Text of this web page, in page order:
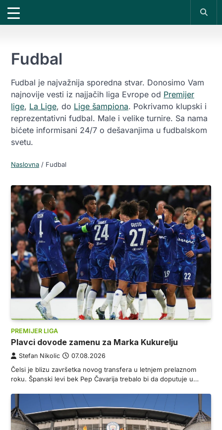
Fudbal
Fudbal je najvažnija sporedna stvar. Donosimo Vam
najnovije vesti iz najjačih liga Evrope od Premijer
lige, La Lige, do Lige šampiona. Pokrivamo klupski i
reprezentativni fudbal. Male i velike turnire. Sa nama
bićete informisani 24/7 o dešavanjima u fudbalskom
svetu.
Naslovna / Fudbal
PREMIJER LIGA
Plavci dovode zamenu za Marka Kukurelju
Stefan Nikolic 07.08.2026
Čelsi je blizu završetka novog transfera u letnjem prelaznom
roku. Španski levi bek Pep Čavarija trebalo bi da doputuje u…